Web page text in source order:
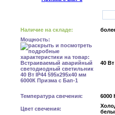
Наличие на складе:
Мощность:
40 Вт
Температура свечения: 6000
Цвет свечения: